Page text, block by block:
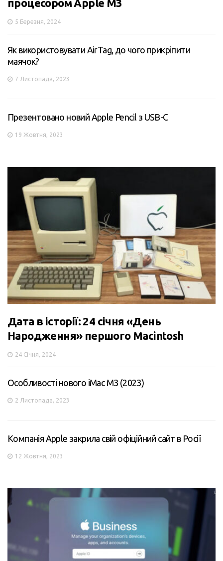
процесором Apple M3
5 Березня, 2024
Як використовувати AirTag, до чого прикріпити
маячок?
7 Листопада, 2023
Презентовано новий Apple Pencil з USB-C
19 Жовтня, 2023
Дата в історії: 24 січня «День
Народження» першого Macintosh
24 Січня, 2024
Особливості нового iMac M3 (2023)
2 Листопада, 2023
Компанія Apple закрила свій офіційний сайт в Росії
12 Жовтня, 2023